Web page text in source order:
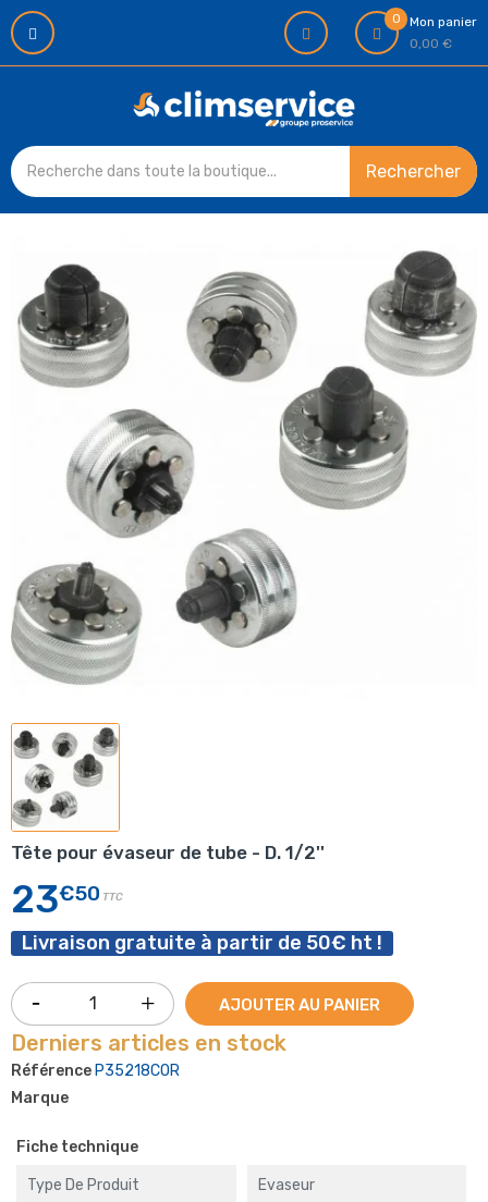
0
Mon panier
0,00 €
Rechercher
Tête pour évaseur de tube - D. 1/2''
23€50 TTC
Livraison gratuite à partir de 50€ ht !
AJOUTER AU PANIER
Derniers articles en stock
Référence P35218COR
Marque
Fiche technique
Type De Produit Evaseur